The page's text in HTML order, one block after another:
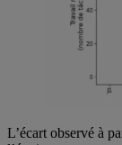
L’écart observé à